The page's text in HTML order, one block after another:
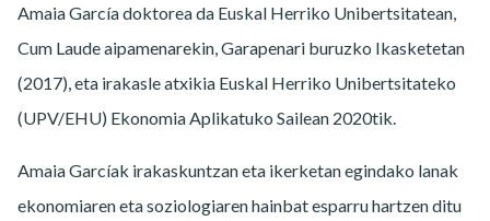
Amaia García doktorea da Euskal Herriko Unibertsitatean,
Cum Laude aipamenarekin, Garapenari buruzko Ikasketetan
(2017), eta irakasle atxikia Euskal Herriko Unibertsitateko
(UPV/EHU) Ekonomia Aplikatuko Sailean 2020tik.
Amaia Garcíak irakaskuntzan eta ikerketan egindako lanak
ekonomiaren eta soziologiaren hainbat esparru hartzen ditu